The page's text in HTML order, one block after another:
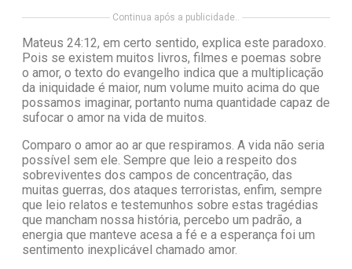
Continua após a publicidade..
Mateus 24:12, em certo sentido, explica este paradoxo.
Pois se existem muitos livros, filmes e poemas sobre
o amor, o texto do evangelho indica que a multiplicação
da iniquidade é maior, num volume muito acima do que
possamos imaginar, portanto numa quantidade capaz de
sufocar o amor na vida de muitos.
Comparo o amor ao ar que respiramos. A vida não seria
possível sem ele. Sempre que leio a respeito dos
sobreviventes dos campos de concentração, das
muitas guerras, dos ataques terroristas, enfim, sempre
que leio relatos e testemunhos sobre estas tragédias
que mancham nossa história, percebo um padrão, a
energia que manteve acesa a fé e a esperança foi um
sentimento inexplicável chamado amor.